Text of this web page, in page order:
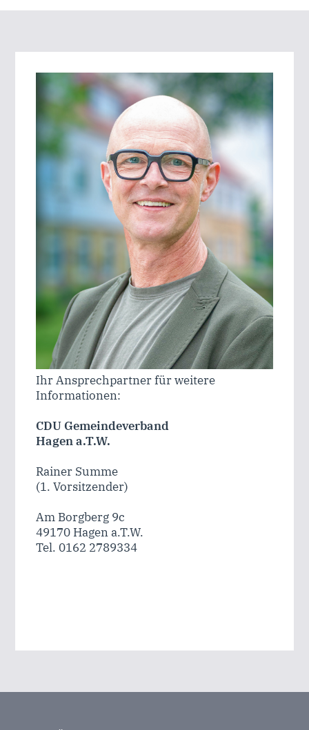
Ihr Ansprechpartner für weitere
Informationen:
CDU Gemeindeverband
Hagen a.T.W.
Rainer Summe
(1. Vorsitzender)
Am Borgberg 9c
49170 Hagen a.T.W.
Tel. 0162 2789334